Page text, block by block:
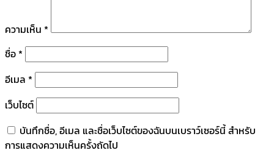
ความเห็น *
ชื่อ *
อีเมล *
เว็บไซต์
บันทึกชื่อ, อีเมล และชื่อเว็บไซต์ของฉันบนเบราว์เซอร์นี้ สำหรับ
การแสดงความเห็นครั้งถัดไป